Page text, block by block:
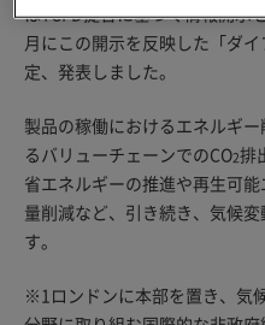
はTCFD提言に基づく情報開示
月にこの開示を反映した「ダ
定、発表しました。
製品の稼働におけるエネルギ
るバリューチェーンでのCO2排
省エネルギーの推進や再生可
量削減など、引き続き、気候
す。
※1ロンドンに本部を置き、気